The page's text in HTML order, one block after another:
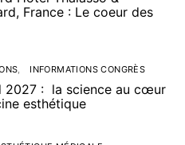
France : Le coeur des
INFORMATIONS CONGRÈS
2027 : la science au cœur
esthétique